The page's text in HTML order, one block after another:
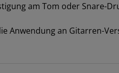
am Tom oder Snare-
Anwendung an Gitarren-